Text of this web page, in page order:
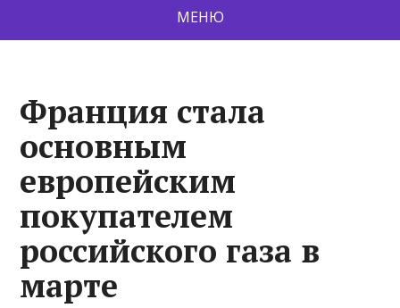
МЕНЮ
Франция стала
основным
европейским
покупателем
российского газа в
марте